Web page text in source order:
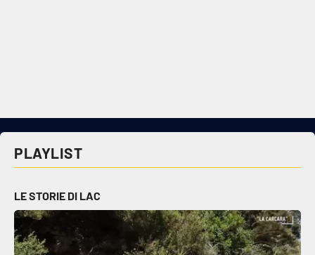
PLAYLIST
LE STORIE DI LAC